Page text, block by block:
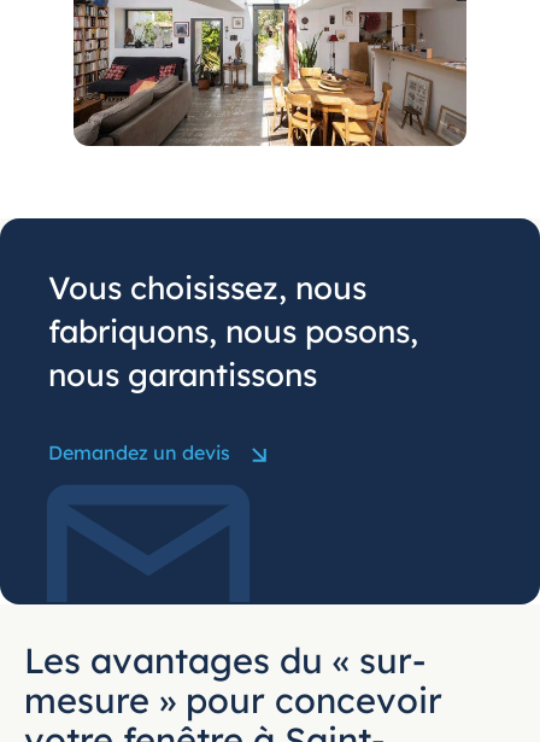
Demandez un devis
Vous choisissez, nous
fabriquons, nous posons,
nous garantissons
Les avantages du « sur-
mesure » pour concevoir